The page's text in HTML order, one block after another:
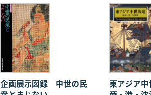
企画展示図録 中世の民
東アジア